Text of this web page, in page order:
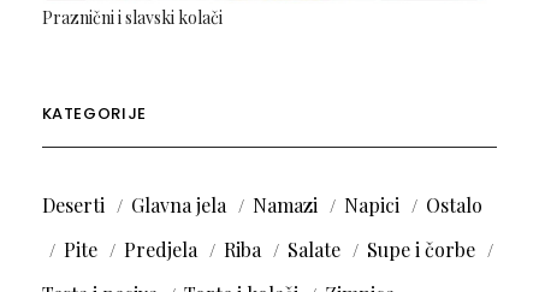
Praznični i slavski kolači
KATEGORIJE
Deserti Glavna jela Namazi Napici
Ostalo
Pite
Predjela Riba Salate
Supe i čorbe